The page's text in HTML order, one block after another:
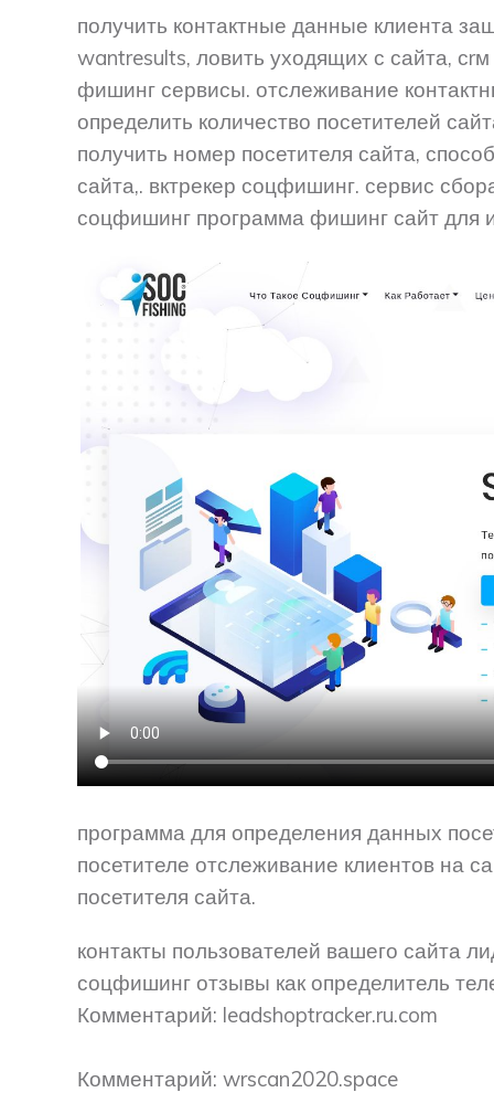
получить контактные данные клиента
wantresults, ловить уходящих с сайта,
фишинг сервисы. отслеживание
определить количество посетителей
получить номер посетителя сайта,
сайта,. вктрекер соцфишинг. сервис
соцфишинг программа фишинг сайт для
программа для определения данных
посетителе отслеживание клиентов на
посетителя сайта.
контакты пользователей вашего сайта
соцфишинг отзывы как определитель
Комментарий: leadshoptracker.ru.com
Комментарий: wrscan2020.space